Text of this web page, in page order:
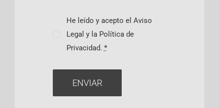
He leído y acepto el Aviso
Legal y la Política de
Privacidad. *
ENVIAR